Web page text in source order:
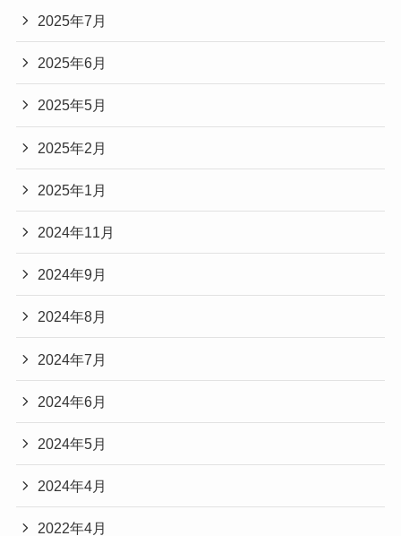
2025年7月
2025年6月
2025年5月
2025年2月
2025年1月
2024年11月
2024年9月
2024年8月
2024年7月
2024年6月
2024年5月
2024年4月
2022年4月